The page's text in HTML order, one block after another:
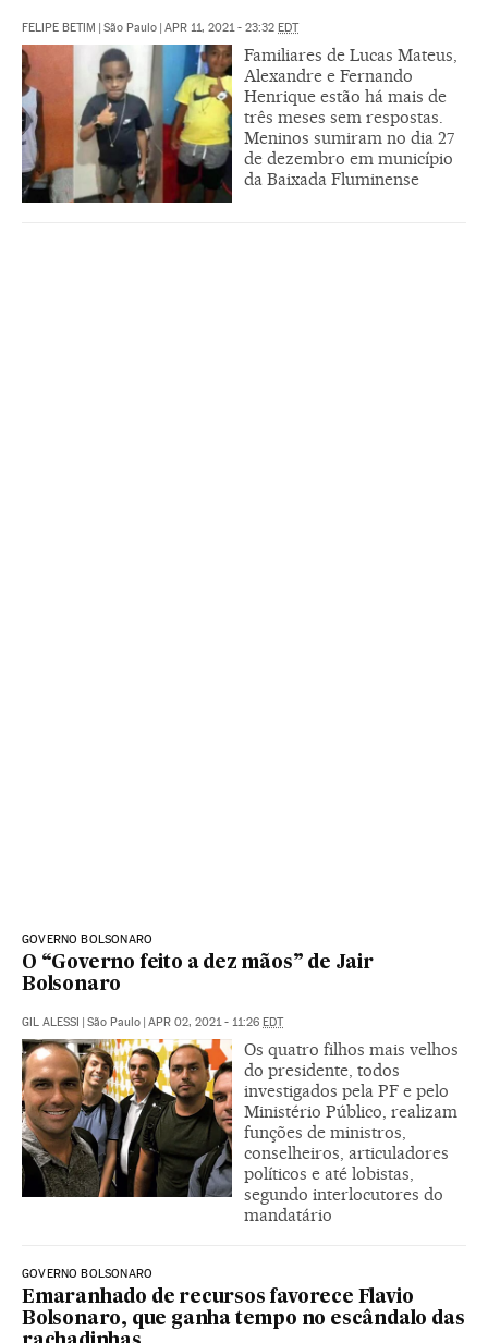
FELIPE BETIM São Paulo APR 11, 2021 - 23:32 EDT
Familiares de Lucas Mateus,
Alexandre e Fernando
Henrique estão há mais de
três meses sem respostas.
Meninos sumiram no dia 27
de dezembro em município
da Baixada Fluminense
GOVERNO BOLSONARO
O “Governo feito a dez mãos” de Jair
Bolsonaro
GIL ALESSI | São Paulo | APR 02, 2021 - 11:26 EDT
Os quatro filhos mais velhos
do presidente, todos
investigados pela PF e pelo
Ministério Público, realizam
funções de ministros,
conselheiros, articuladores
políticos e até lobistas,
segundo interlocutores do
mandatário
GOVERNO BOLSONARO
Emaranhado de recursos favorece Flavio
Bolsonaro, que ganha tempo no escândalo das